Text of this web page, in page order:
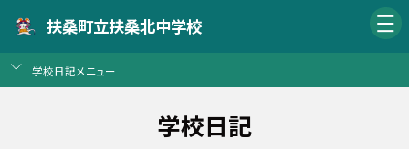
扶桑町立扶桑北中学校
学校日記メニュー
学校日記